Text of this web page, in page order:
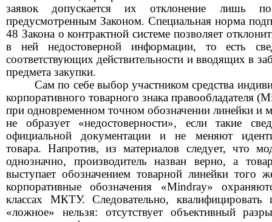
заявок допускается их отклонение лишь
предусмотренным Законом. Специальная норма
48 Закона о контрактной системе позволяет
в ней недостоверной информации, то есть
соответствующих действительности и вводящих в
предмета закупки.
Сам по себе выбор участником средства
корпоративного товарного знака правообладателя (
при одновременном точном обозначении линейки и
не образует «недостоверности», если такие
официальной документации и не меняют
товара. Напротив, из материалов следует, что
однозначно, производитель назван верно, а
выступает обозначением товарной линейки того
корпоративные обозначения «Mindray»
классах МКТУ. Следовательно, квалифицировать
«ложное» нельзя: отсутствует объективный